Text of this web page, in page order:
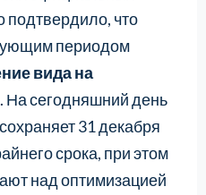
что
периодом
вида на
. На сегодняшний день
31 декабря
срока, при этом
над оптимизацией